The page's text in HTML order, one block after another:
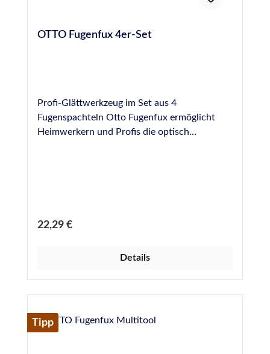
OTTO Fugenfux 4er-Set
Profi-Glättwerkzeug im Set aus 4
Fugenspachteln Otto Fugenfux ermöglicht
Heimwerkern und Profis die optisch
Fugenausbildung Größen: 6,5 mm, 8,5 mm,
10,0 mm, 12,5 mm, rund Leicht zu reinigen
Reinigung hundertfach wiederverwendbar.
83413info@otto-chemie.dewww.otto-
chemie.de
Regulärer Preis:
22,29 €
Details
Tipp